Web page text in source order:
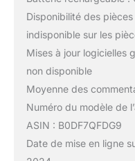
Disponibilité des
indisponible sur les
Mises à jour logicielles
non disponible
Moyenne des
Numéro du modèle de
ASIN : B0DF7QFDG9
Date de mise en ligne